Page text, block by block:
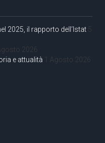
2025, il rapporto dell’Istat 5
2026
e attualità 1 Agosto 2026